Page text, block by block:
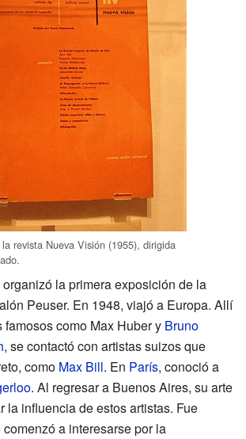
revista Nueva Visión (1955), dirigida
la primera exposición de la
Peuser. En 1948, viajó a Europa. Allí
como Max Huber y Bruno
, se contactó con artistas suizos que
como Max Bill. En París, conoció a
. Al regresar a Buenos Aires, su arte
la influencia de estos artistas. Fue
a interesarse por la